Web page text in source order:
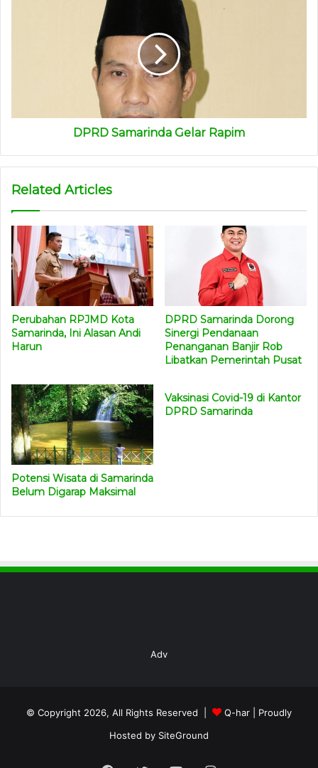
DPRD Samarinda Gelar Rapim
Related Articles
Perubahan RPJMD Kota
Samarinda, Ini Alasan Andi
Harun
DPRD Samarinda Dorong
Sinergi Pendanaan
Penanganan Banjir Rob
Libatkan Pemerintah Pusat
Potensi Wisata di Samarinda
Belum Digarap Maksimal
Vaksinasi Covid-19 di Kantor
DPRD Samarinda
Adv
© Copyright 2026, All Rights Reserved | Q-har | Proudly
Hosted by SiteGround